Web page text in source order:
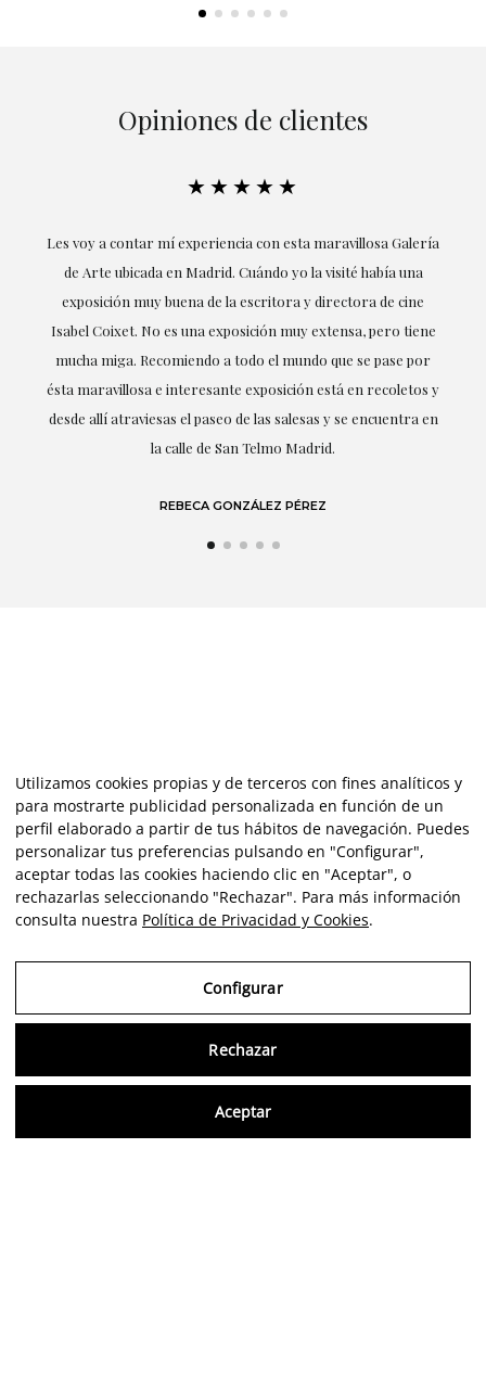
Opiniones de clientes
★★★★★
Excepcional. María me ha acompañado en todo momento en
la obtención de la obra y desde el inicio ha sabido entender
mis gustos y necesidades, la cercanía, la empatía y la
profesionalidad han estado presentes en cada momento,
destacando (por supuesto) el amor y conocimiento sobre lo
que habla: el arte.
LAURA GUTIÉRREZ
Utilizamos cookies propias y de terceros con fines analíticos y
para mostrarte publicidad personalizada en función de un
perfil elaborado a partir de tus hábitos de navegación. Puedes
personalizar tus preferencias pulsando en "Configurar",
aceptar todas las cookies haciendo clic en "Aceptar", o
rechazarlas seleccionando "Rechazar". Para más información
consulta nuestra Política de Privacidad y Cookies.
Configurar
Rechazar
Aceptar